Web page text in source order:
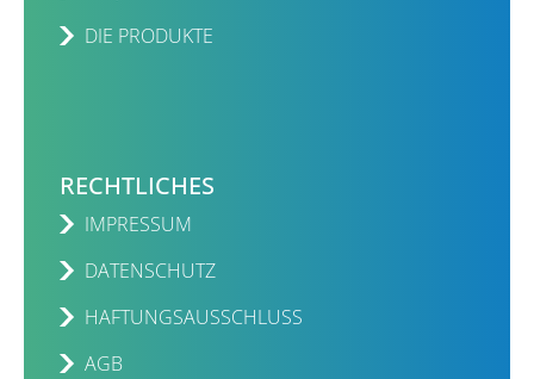
DIE PRODUKTE
RECHTLICHES
IMPRESSUM
DATENSCHUTZ
HAFTUNGSAUSSCHLUSS
AGB